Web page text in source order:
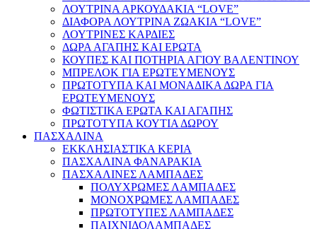
ΛΟΥΤΡΙΝΑ ΑΡΚΟΥΔΑΚΙΑ “LOVE”
ΔΙΑΦΟΡΑ ΛΟΥΤΡΙΝΑ ΖΩΑΚΙΑ “LOVE”
ΛΟΥΤΡΙΝΕΣ ΚΑΡΔΙΕΣ
ΔΩΡΑ ΑΓΑΠΗΣ ΚΑΙ ΕΡΩΤΑ
ΚΟΥΠΕΣ ΚΑΙ ΠΟΤΗΡΙΑ ΑΓΙΟΥ ΒΑΛΕΝΤΙΝΟΥ
ΜΠΡΕΛΟΚ ΓΙΑ ΕΡΩΤΕΥΜΕΝΟΥΣ
ΠΡΩΤΟΤΥΠΑ ΚΑΙ ΜΟΝΑΔΙΚΑ ΔΩΡΑ ΓΙΑ
ΕΡΩΤΕΥΜΕΝΟΥΣ
ΦΩΤΙΣΤΙΚΑ ΕΡΩΤΑ ΚΑΙ ΑΓΑΠΗΣ
ΠΡΩΤΟΤΥΠΑ ΚΟΥΤΙΑ ΔΩΡΟΥ
ΠΑΣΧΑΛΙΝΑ
ΕΚΚΛΗΣΙΑΣΤΙΚΑ ΚΕΡΙΑ
ΠΑΣΧΑΛΙΝΑ ΦΑΝΑΡΑΚΙΑ
ΠΑΣΧΑΛΙΝΕΣ ΛΑΜΠΑΔΕΣ
ΠΟΛΥΧΡΩΜΕΣ ΛΑΜΠΑΔΕΣ
ΜΟΝΟΧΡΩΜΕΣ ΛΑΜΠΑΔΕΣ
ΠΡΩΤΟΤΥΠΕΣ ΛΑΜΠΑΔΕΣ
ΠΑΙΧΝΙΔΟΛΑΜΠΑΔΕΣ